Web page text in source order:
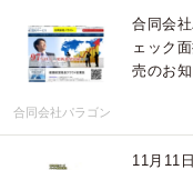
合同会
ェック
売のお
合同会社パラゴン
11月11